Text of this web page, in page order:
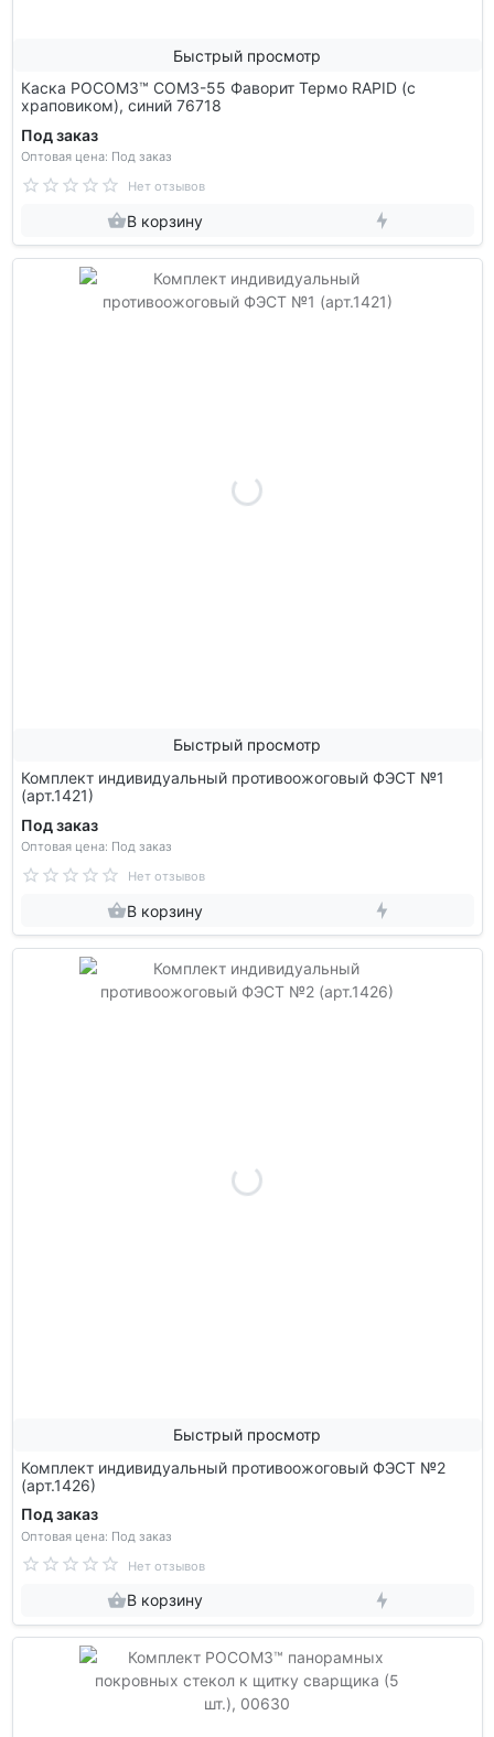
Быстрый просмотр
Каска РОСОМЗ™ СОМЗ-55 Фаворит Термо RAPID (с
храповиком), синий 76718
Под заказ
Оптовая цена: Под заказ
Нет отзывов
В корзину
Быстрый просмотр
Комплект индивидуальный противоожоговый ФЭСТ №1
(арт.1421)
Под заказ
Оптовая цена: Под заказ
Нет отзывов
В корзину
Быстрый просмотр
Комплект индивидуальный противоожоговый ФЭСТ №2
(арт.1426)
Под заказ
Оптовая цена: Под заказ
Нет отзывов
В корзину